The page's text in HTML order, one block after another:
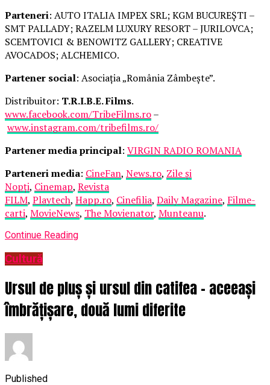
Parteneri: AUTO ITALIA IMPEX SRL; KGM BUCUREȘTI –
SMT PALLADY; RAZELM LUXURY RESORT – JURILOVCA;
SCEMTOVICI & BENOWITZ GALLERY; CREATIVE
AVOCADOS; ALCHEMICO.
Partener social: Asociația „România Zâmbește”.
Distribuitor: T.R.I.B.E. Films.
www.facebook.com/TribeFilms.ro–
www.instagram.com/tribefilms.ro/
Partener media principal: VIRGIN RADIO ROMANIA
Parteneri media: CineFan, News.ro, Zile și
Nopți, Cinemap, Revista
FILM, Playtech, Happ.ro, Cinefilia, Daily Magazine, Filme-
carti, MovieNews, The Movienator, Munteanu.
Continue Reading
Cultură
Ursul de pluș și ursul din catifea – aceeași
îmbrățișare, două lumi diferite
Published